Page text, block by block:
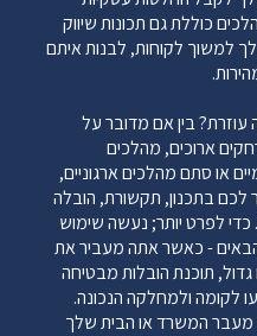
משולבים עבור
הובלה, הסדר
חייבים, חשבונות
מסך לוח שיגור קל
זמינים גישה מהירה
זמינים דירוג ספציפי
ולחץ הוצאה מהירה וקלה
מטפל בנסיעות
השלם דוחות מעקב
גם באישורי ספק וגם
כוללת גם תכונות שיווק
למשוך לקוחות, לבנות איתם
עוזרת? בין אם מדובר על
ארוכים, מהלכים
או סתם מהלכים ארגוניים,
לכם בתכנון, תקשורת, הובלה
לפרט יותר; נעשה שימוש
- כאשר אתה מעביר את
תוכנת הובלות מבטיחה
לקומה ולמחלקה הנכונה.
מעבר המשרד או הבית שלך